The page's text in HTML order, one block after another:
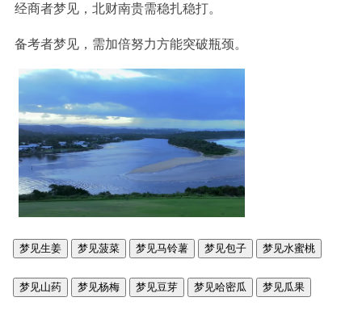
经商者梦见，北财南贵需稳扎稳打。
备考者梦见，需加倍努力方能突破瓶颈。
梦见生姜 梦见菠菜 梦见马铃薯 梦见包子 梦见水蜜桃
梦见山药 梦见杨梅 梦见豆芽 梦见哈密瓜 梦见瓜果